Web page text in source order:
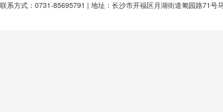
联系方式：0731-85695791 | 地址：长沙市开福区月湖街道匍园路71号